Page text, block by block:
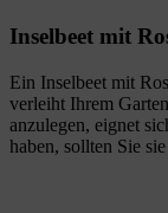
Inselbeet mit
Ein Inselbeet mit
verleiht Ihrem
anzulegen, eignet
haben, sollten Sie